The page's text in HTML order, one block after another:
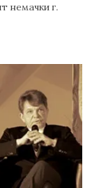
немачки г.